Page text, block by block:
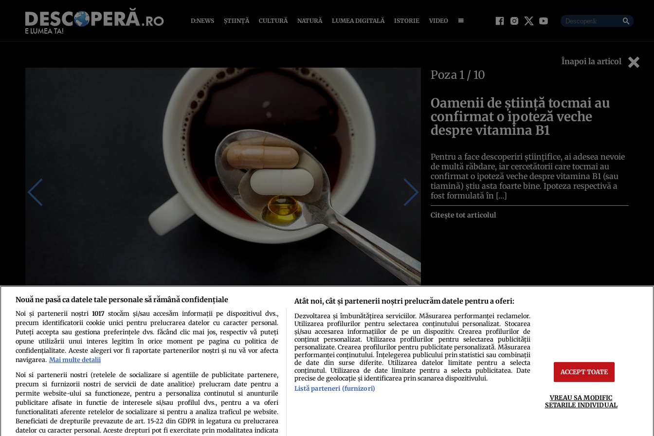
D:NEWS ȘTIINȚĂ CULTURĂ NATURĂ LUMEA DIGITALĂ ISTORIE VIDEO
Înapoi la articol
Foto: Shutterstock
Poza 1 / 10
Oamenii de știință tocmai au
confirmat o ipoteză veche
despre vitamina B1
Pentru a face descoperiri științifice, ai adesea nevoie
de multă răbdare, iar cercetătorii care tocmai au
confirmat o ipoteză veche despre vitamina B1 (sau
tiamină) știu asta foarte bine. Ipoteza respectivă a
fost formulată în […]
Citește tot articolul
Politica de confidenţialitatePolitica de cookiesTermeni şi condiţii Echipa redacțională ContactSetări Cookies
Nouă ne pasă ca datele tale personale să rămână confidențiale
Noi și partenerii noștri 1017stocăm și/sau accesăm informații pe dispozitivul dvs.,
precum identificatorii cookie unici pentru prelucrarea datelor cu caracter personal.
Puteți accepta sau gestiona preferințele dvs. făcând clic mai jos, respectiv vă puteți
opune utilizării unui interes legitim în orice moment pe pagina cu politica de
confidențialitate. Aceste alegeri vor fi raportate partenerilor noștri și nu vă vor afecta
navigarea. Mai multe detalii
Noi si partenerii nostri (retelele de socializare si agentiile de publicitate partenere,
precum si furnizorii nostri de servicii de date analitice) prelucram date pentru a
permite website-ului sa functioneze, pentru a personaliza continutul si anunturile
publicitare afisate in functie de interesele si/sau profilul dvs., pentru a va oferi
functionalitati aferente retelelor de socializare si pentru a analiza traficul pe website.
Beneficiati de drepturile prevazute de art. 15-22 din GDPR in legatura cu prelucrarea
datelor cu caracter personal. Aceste drepturi pot fi exercitate prin modalitatea indicata
Atât noi, cât și partenerii noștri prelucrăm datele pentru a oferi:
Dezvoltarea și îmbunătățirea serviciilor. Măsurarea performanței reclamelor.
Utilizarea profilurilor pentru selectarea conținutului personalizat. Stocarea
și/sau accesarea informațiilor de pe un dispozitiv. Crearea profilurilor de
conținut personalizat. Utilizarea profilurilor pentru selectarea publicității
personalizate. Crearea profilurilor pentru publicitate personalizată. Măsurarea
performanței conținutului. Înțelegerea publicului prin statistici sau combinații
de date din surse diferite. Utilizarea datelor limitate pentru a selecta
conținutul. Utilizarea de date limitate pentru a selecta publicitatea. Date
precise de geolocație și identificarea prin scanarea dispozitivului.
Listă parteneri (furnizori)
ACCEPT TOATE
VREAU SA MODIFIC
SETARILE INDIVIDUAL